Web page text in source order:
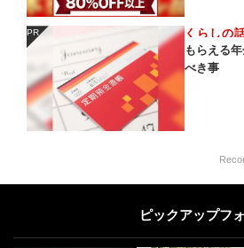
PR くらしの
もらえる
べき事
ピックアップフ